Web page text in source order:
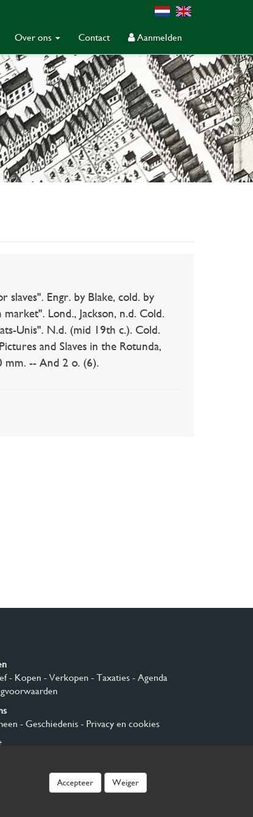
Over ons Contact Aanmelden
Engr. by Blake, cold. by
Lond., Jackson, n.d. Cold.
Unis". N.d. (mid 19th c.). Cold.
and Slaves in the Rotunda,
mm. -- And 2 o. (6).
- Kopen - Verkopen - Taxaties- Agenda
- Geschiedenis- Privacy en cookies
Accepteer Weiger